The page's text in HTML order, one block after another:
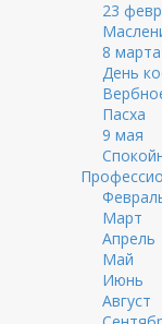
23
8 марта
День
Пасха
9 мая
Март
Апрель
Май
Июнь
Август